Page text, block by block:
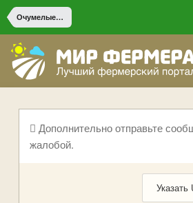
Очумелые ручки
Дополнительно отправьте
жалобой.
Указать